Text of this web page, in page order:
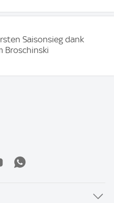
Saisonsieg dank
Broschinski